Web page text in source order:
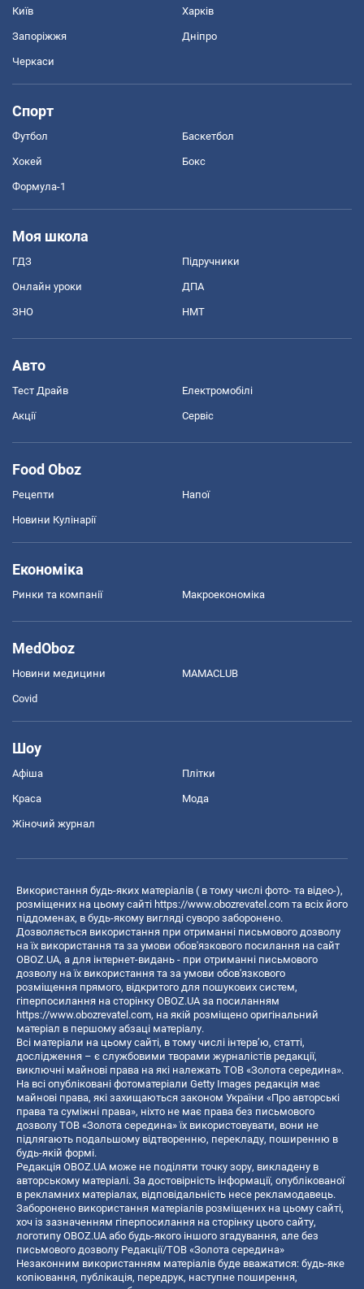
Київ Харків
Запоріжжя Дніпро
Черкаси
Спорт
Футбол Баскетбол
Хокей Бокс
Формула-1
Моя школа
ГДЗ Підручники
Онлайн уроки ДПА
ЗНО НМТ
Авто
Тест Драйв Електромобілі
Акції Сервіс
Food Oboz
Рецепти Напої
Новини Кулінарії
Економіка
Ринки та компанії Макроекономіка
MedOboz
Новини медицини MAMACLUB
Covid
Шоу
Афіша Плітки
Краса Мода
Жіночий журнал
Використання будь-яких матеріалів ( в тому числі фото- та відео-),
розміщених на цьому сайті https://www.obozrevatel.com та всіх його
піддоменах, в будь-якому вигляді суворо заборонено.
Дозволяється використання при отриманні письмового дозволу
на їх використання та за умови обов'язкового посилання на сайт
OBOZ.UA, а для інтернет-видань - при отриманні письмового
дозволу на їх використання та за умови обов'язкового
розміщення прямого, відкритого для пошукових систем,
гіперпосилання на сторінку OBOZ.UA за посиланням
https://www.obozrevatel.com, на якій розміщено оригінальний
матеріал в першому абзаці матеріалу.
Всі матеріали на цьому сайті, в тому числі інтерв’ю, статті,
дослідження – є службовими творами журналістів редакції,
виключні майнові права на які належать ТОВ «Золота середина».
На всі опубліковані фотоматеріали Getty Images редакція має
майнові права, які захищаються законом України «Про авторські
права та суміжні права», ніхто не має права без письмового
дозволу ТОВ «Золота середина» їх використовувати, вони не
підлягають подальшому відтворенню, перекладу, поширенню в
будь-якій формі.
Редакція OBOZ.UA може не поділяти точку зору, викладену в
авторському матеріалі. За достовірність інформації, опублікованої
в рекламних матеріалах, відповідальність несе рекламодавець.
Заборонено використання матеріалів розміщених на цьому сайті,
хоч із зазначенням гіперпосилання на сторінку цього сайту,
логотипу OBOZ.UA або будь-якого іншого згадування, але без
письмового дозволу Редакції/ТОВ «Золота середина»
Незаконним використанням матеріалів буде вважатися: будь-яке
копiювання, публiкацiя, передрук, наступне поширення,